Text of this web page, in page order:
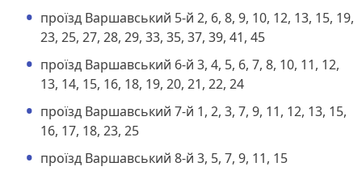
проїзд Варшавський 5-й 2, 6, 8, 9, 10, 12, 13, 15, 19,
23, 25, 27, 28, 29, 33, 35, 37, 39, 41, 45
проїзд Варшавський 6-й 3, 4, 5, 6, 7, 8, 10, 11, 12,
13, 14, 15, 16, 18, 19, 20, 21, 22, 24
проїзд Варшавський 7-й 1, 2, 3, 7, 9, 11, 12, 13, 15,
16, 17, 18, 23, 25
проїзд Варшавський 8-й 3, 5, 7, 9, 11, 15